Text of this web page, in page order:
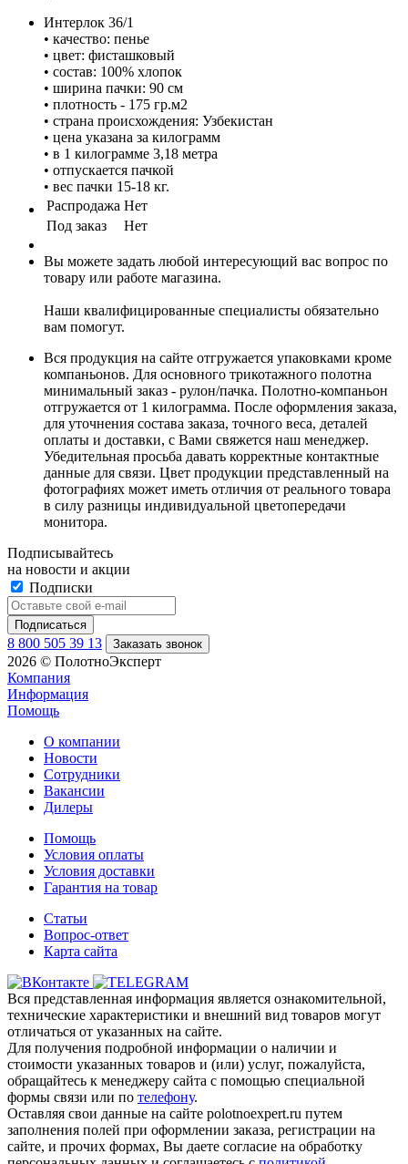
Интерлок 36/1
• качество: пенье
• цвет: фисташковый
• состав: 100% хлопок
• ширина пачки: 90 см
• плотность - 175 гр.м2
• страна происхождения: Узбекистан
• цена указана за килограмм
• в 1 килограмме 3,18 метра
• отпускается пачкой
• вес пачки 15-18 кг.
Распродажа Нет
Под заказ
Нет
Вы можете задать любой интересующий вас вопрос по
товару или работе магазина.
Наши квалифицированные специалисты обязательно
вам помогут.
Вся продукция на сайте отгружается упаковками кроме
компаньонов. Для основного трикотажного полотна
минимальный заказ - рулон/пачка. Полотно-компаньон
отгружается от 1 килограмма. После оформления заказа,
для уточнения состава заказа, точного веса, деталей
оплаты и доставки, с Вами свяжется наш менеджер.
Убедительная просьба давать корректные контактные
данные для связи. Цвет продукции представленный на
фотографиях может иметь отличия от реального товара
в силу разницы индивидуальной цветопередачи
монитора.
Подписывайтесь
на новости и акции
Подписки
8 800 505 39 13 Заказать звонок
2026 © ПолотноЭксперт
Компания
Информация
Помощь
О компании
Новости
Сотрудники
Вакансии
Дилеры
Помощь
Условия оплаты
Условия доставки
Гарантия на товар
Статьи
Вопрос-ответ
Карта сайта
Вся представленная информация является ознакомительной,
технические характеристики и внешний вид товаров могут
отличаться от указанных на сайте.
Для получения подробной информации о наличии и
стоимости указанных товаров и (или) услуг, пожалуйста,
обращайтесь к менеджеру сайта с помощью специальной
формы связи или по телефону.
Оставляя свои данные на сайте polotnoexpert.ru путем
заполнения полей при оформлении заказа, регистрации на
сайте, и прочих формах, Вы даете согласие на обработку